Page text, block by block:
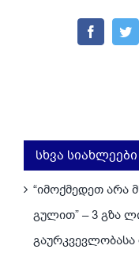
Facebook
სხვა სიახლეები
“იმოქმედეთ არა
გულით” – 3 გზა
გაურკვევლობასა